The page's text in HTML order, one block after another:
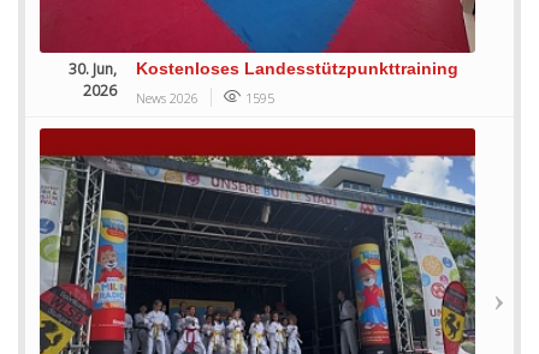
30. Jun,
2026
Kostenloses Landesstützpunkttraining
News 2026 1595